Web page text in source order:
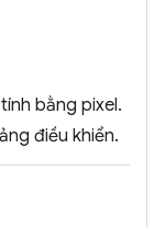
bằng pixel.
điều khiển.